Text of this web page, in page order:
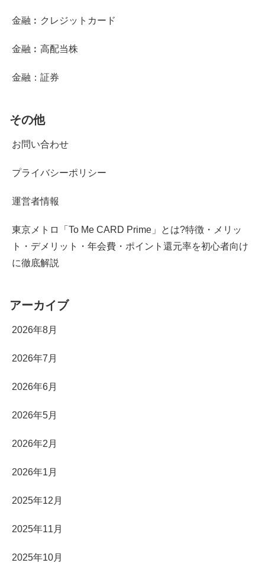
金融︰クレジットカード
金融︰高配当株
金融：証券
その他
お問い合わせ
プライバシーポリシー
運営者情報
東京メトロ「To Me CARD Prime」とは?特徴・メリッ
ト・デメリット・年会費・ポイント還元率を初心者向け
に徹底解説
アーカイブ
2026年8月
2026年7月
2026年6月
2026年5月
2026年2月
2026年1月
2025年12月
2025年11月
2025年10月